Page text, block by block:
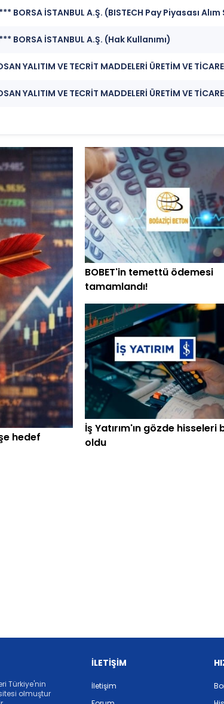
BORSA İSTANBUL A.Ş. (BISTECH Pay Piyasası
BORSA İSTANBUL A.Ş. (Hak Kullanımı)
hedef
BOBET'in temettü ödemesi
tamamlandı!
İş Yatırım'ın gözde hisseleri
oldu
Türkiye'nin
olmuştur
İLETİŞİM
İletişim